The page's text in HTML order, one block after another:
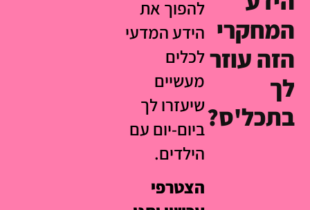
המחקרי
הזה עוזר
לך
בתכל'ס?
להפוך את
הידע המדעי
לכלים
מעשיים
שיעזרו לך
ביום-יום עם
הילדים.
הצטרפי